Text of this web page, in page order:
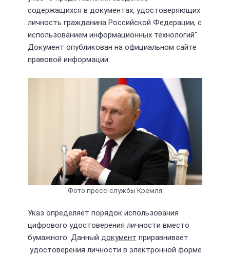
содержащихся в документах, удостоверяющих
личность гражданина Российской Федерации, с
использованием информационных технологий".
Документ опубликован на официальном сайте
правовой информации.
Фото пресс-службы Кремля
Указ определяет порядок использования
цифрового удостоверения личности вместо
бумажного. Данный документ приравнивает
удостоверения личности в электронной форме